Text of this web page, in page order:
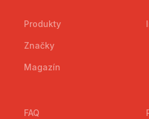
Produkty
Značky
Magazín
FAQ